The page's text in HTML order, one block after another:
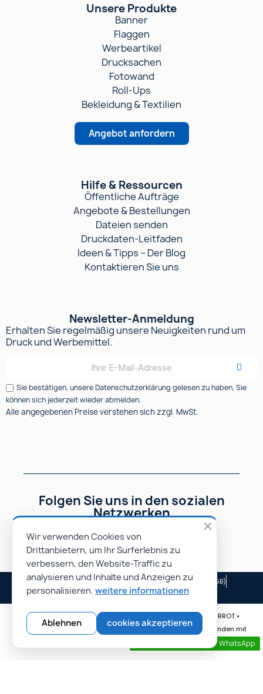
Unsere Produkte
Banner
Flaggen
Werbeartikel
Drucksachen
Fotowand
Roll-Ups
Bekleidung & Textilien
Angebot anfordern
Hilfe & Ressourcen
Öffentliche Aufträge
Angebote & Bestellungen
Dateien senden
Druckdaten-Leitfaden
Ideen & Tipps – Der Blog
Kontaktieren Sie uns
Newsletter-Anmeldung
Erhalten Sie regelmäßig unsere Neuigkeiten rund um
Druck und Werbemittel.
Sie bestätigen, unsere Datenschutzerklärung gelesen zu haben. Sie
können sich jederzeit wieder abmelden.
Alle angegebenen Preise verstehen sich zzgl. MwSt.
Folgen Sie uns in den sozialen
Netzwerken
Impressum
Allgemeine Geschäftsbedingungen (AGB)
Unsere Partner
© Rapidoprinting.fr 2026 | Website erstellt von Monsieur PIERROT •
Spezialist für E-Commerce-Websites • Erreichen Sie mehr Kunden mit
Kontaktieren sie uns per WhatsApp
Wir verwenden Cookies von
Drittanbietern, um Ihr Surferlebnis zu
verbessern, den Website-Traffic zu
analysieren und Inhalte und Anzeigen zu
personalisieren. weitere informationen
cookies akzeptieren
Ablehnen